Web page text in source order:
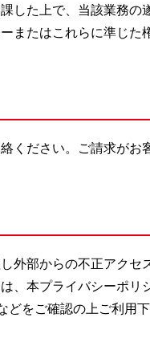
した上で、当該業務の
またはこれらに準じた
ください。ご請求がお
外部からの不正アクセ
、本プライバシーポリ
をご確認の上ご利用